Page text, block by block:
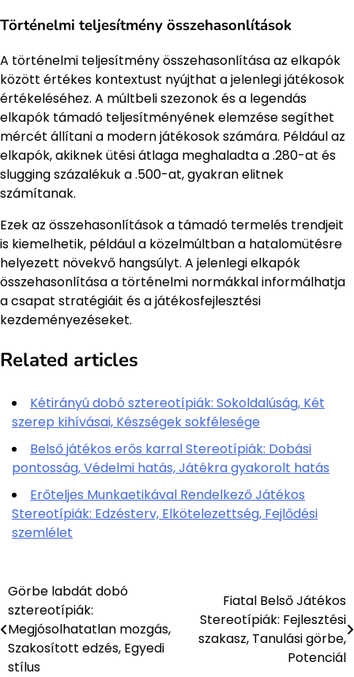
Történelmi teljesítmény összehasonlítások
A történelmi teljesítmény összehasonlítása az elkapók
között értékes kontextust nyújthat a jelenlegi játékosok
értékeléséhez. A múltbeli szezonok és a legendás
elkapók támadó teljesítményének elemzése segíthet
mércét állítani a modern játékosok számára. Például az
elkapók, akiknek ütési átlaga meghaladta a .280-at és
slugging százalékuk a .500-at, gyakran elitnek
számítanak.
Ezek az összehasonlítások a támadó termelés trendjeit
is kiemelhetik, például a közelmúltban a hatalomütésre
helyezett növekvő hangsúlyt. A jelenlegi elkapók
összehasonlítása a történelmi normákkal informálhatja
a csapat stratégiáit és a játékosfejlesztési
kezdeményezéseket.
Related articles
Kétirányú dobó sztereotípiák: Sokoldalúság, Két
szerep kihívásai, Készségek sokfélesége
Belső játékos erős karral Stereotípiák: Dobási
pontosság, Védelmi hatás, Játékra gyakorolt hatás
Erőteljes Munkaetikával Rendelkező Játékos
Stereotípiák: Edzésterv, Elkötelezettség, Fejlődési
szemlélet
Post
navigation
Görbe labdát dobó
sztereotípiák:
Megjósolhatatlan mozgás,
Szakosított edzés, Egyedi
stílus
Fiatal Belső Játékos
Stereotípiák: Fejlesztési
szakasz, Tanulási görbe,
Potenciál